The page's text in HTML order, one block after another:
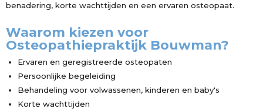
benadering, korte wachttijden en een ervaren osteopaat.
Waarom kiezen voor
Osteopathiepraktijk Bouwman?
Ervaren en geregistreerde osteopaten
Persoonlijke begeleiding
Behandeling voor volwassenen, kinderen en baby's
Korte wachttijden